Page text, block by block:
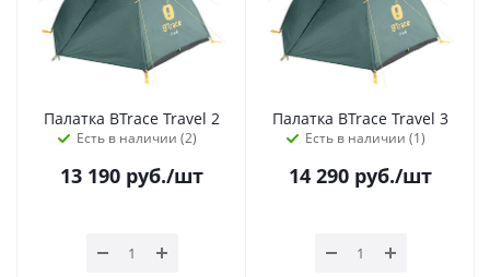
Палатка BTrace Travel 2
Есть в наличии (2)
13 190 руб./шт
Палатка BTrace Travel 3
Есть в наличии (1)
14 290 руб./шт